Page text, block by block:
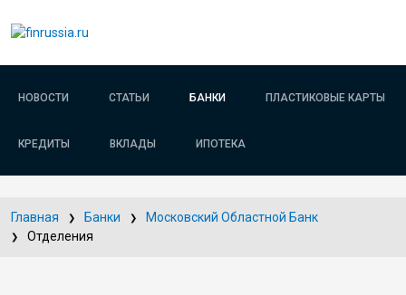
НОВОСТИ СТАТЬИ БАНКИ ПЛАСТИКОВЫЕ КАРТЫ
КРЕДИТЫ ВКЛАДЫ ИПОТЕКА
Главная Банки
Московский Областной Банк
Отделения